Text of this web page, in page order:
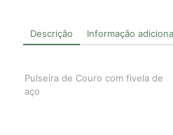
Descrição Informação
Pulseira de Couro com fivela de
aço